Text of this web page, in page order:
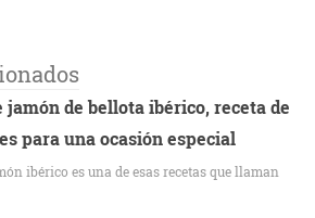
de bellota ibérico, receta de
para una ocasión especial
ibérico es una de esas recetas que llaman